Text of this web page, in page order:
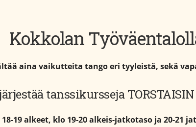
Kokkolan
aina vaikutteita tango eri tyyleistä, sekä
tanssikursseja
18-19 alkeet, klo 19-20 alkeis-jatkotaso ja 20-21